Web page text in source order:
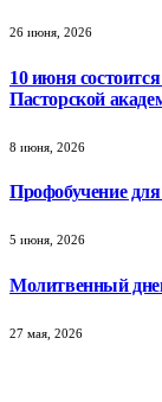
26 июня, 2026
10 июня
Пасторской
8 июня, 2026
Профобучение
5 июня, 2026
Молитвенный
27 мая, 2026